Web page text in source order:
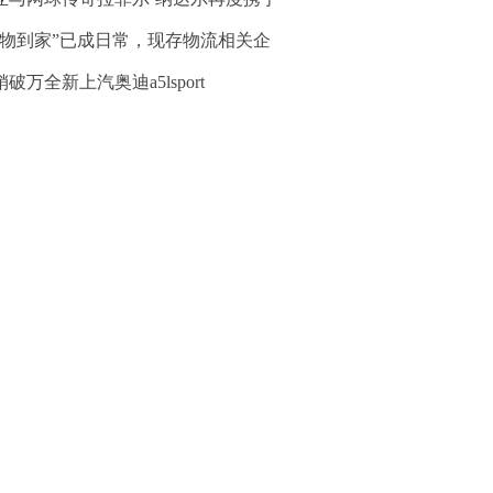
到家”已成日常，现存物流相关企
破万全新上汽奥迪a5lsport